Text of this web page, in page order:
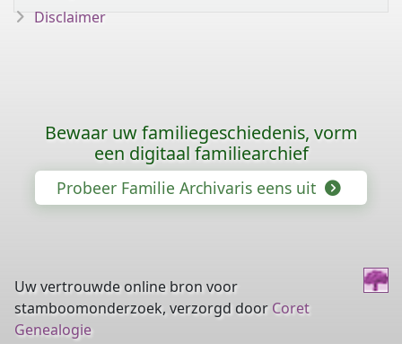
Disclaimer
Bewaar uw familiegeschiedenis, vorm
een digitaal familiearchief
Probeer Familie Archivaris eens uit
Uw vertrouwde online bron voor
stamboomonderzoek, verzorgd door Coret
Genealogie